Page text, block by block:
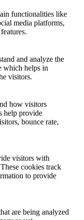
functionalities like
media platforms,
and analyze the
which helps in
visitors.
how visitors
help provide
bounce rate,
visitors with
cookies track
to provide
are being analyzed